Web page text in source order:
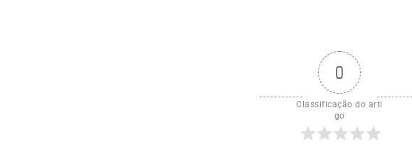
0
Classificação do arti
go